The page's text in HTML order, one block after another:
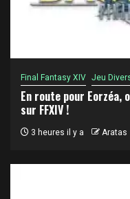
Final Fantasy XIV Jeu
En route pour Eorzéa,
sur FFXIV !
3 heures il y a Aratas